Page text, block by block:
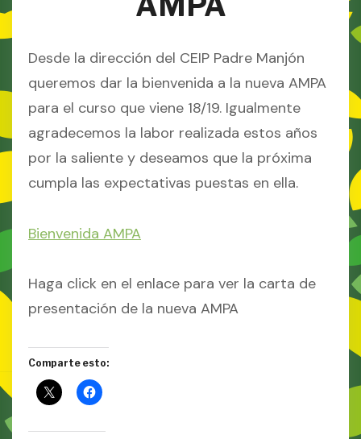
Desde la dirección del CEIP Padre Manjón
queremos dar la bienvenida a la nueva AMPA
para el curso que viene 18/19. Igualmente
agradecemos la labor realizada estos años
por la saliente y deseamos que la próxima
cumpla las expectativas puestas en ella.
Bienvenida AMPA
Haga click en el enlace para ver la carta de
presentación de la nueva AMPA
Comparte esto: